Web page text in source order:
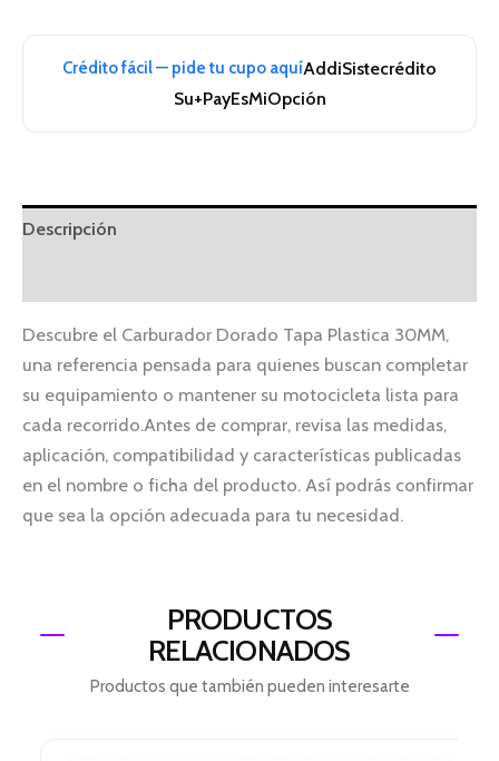
Crédito fácil — pide tu cupo aquíAddiSistecrédito
Su+PayEsMiOpción
Descripción
Descubre el Carburador Dorado Tapa Plastica 30MM,
una referencia pensada para quienes buscan completar
su equipamiento o mantener su motocicleta lista para
cada recorrido.Antes de comprar, revisa las medidas,
aplicación, compatibilidad y características publicadas
en el nombre o ficha del producto. Así podrás confirmar
que sea la opción adecuada para tu necesidad.
PRODUCTOS
RELACIONADOS
Productos que también pueden interesarte